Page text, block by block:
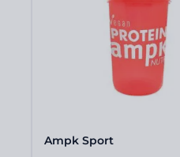
polvos pédicos
pédicos
Ampk Sport